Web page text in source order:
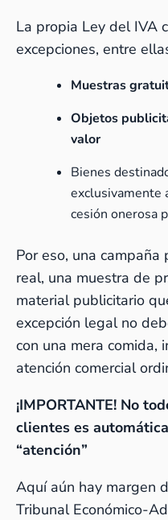
La propia Ley del IVA
excepciones, entre
Muestras
Objetos
valor
Bienes
exclusivamente
cesión onerosa
Por eso, una campaña
real, una muestra de
material publicitario
excepción legal no
con una mera comida,
atención comercial
¡IMPORTANTE! No
clientes es
“atención”
Aquí aún hay margen
Tribunal Económico-